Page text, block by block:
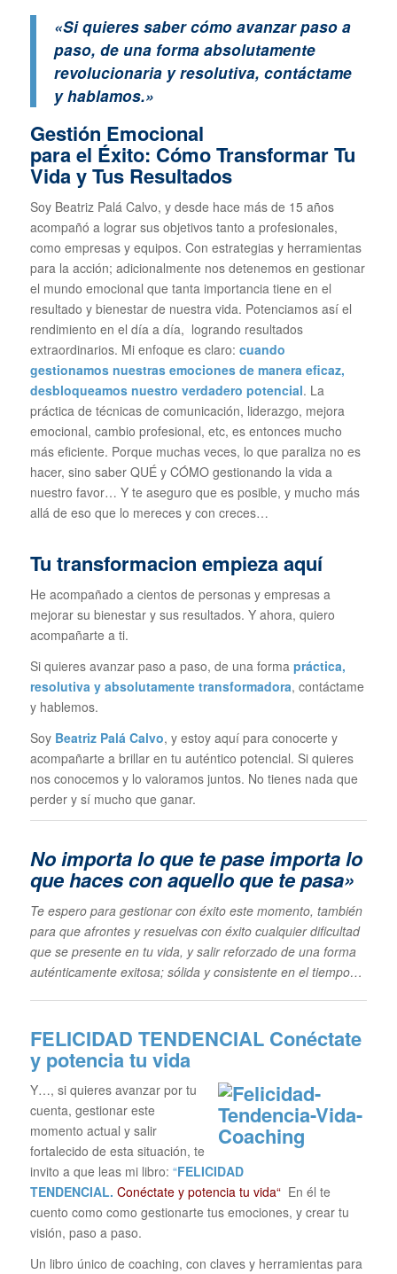
«Si quieres saber cómo avanzar paso a
paso, de una forma absolutamente
revolucionaria y resolutiva, contáctame
y hablamos.»
Gestión Emocional
para el Éxito: Cómo Transformar Tu
Vida y Tus Resultados
Soy Beatriz Palá Calvo, y desde hace más de 15 años
acompañó a lograr sus objetivos tanto a profesionales,
como empresas y equipos. Con estrategias y herramientas
para la acción; adicionalmente nos detenemos en gestionar
el mundo emocional que tanta importancia tiene en el
resultado y bienestar de nuestra vida. Potenciamos así el
rendimiento en el día a día, logrando resultados
extraordinarios. Mi enfoque es claro: cuando
gestionamos nuestras emociones de manera eficaz,
desbloqueamos nuestro verdadero potencial. La
práctica de técnicas de comunicación, liderazgo, mejora
emocional, cambio profesional, etc, es entonces mucho
más eficiente. Porque muchas veces, lo que paraliza no es
hacer, sino saber QUÉ y CÓMO gestionando la vida a
nuestro favor… Y te aseguro que es posible, y mucho más
allá de eso que lo mereces y con creces…
Tu transformacion empieza aquí
He acompañado a cientos de personas y empresas a
mejorar su bienestar y sus resultados. Y ahora, quiero
acompañarte a ti.
Si quieres avanzar paso a paso, de una forma práctica,
resolutiva y absolutamente transformadora, contáctame
y hablemos.
Soy Beatriz Palá Calvo, y estoy aquí para conocerte y
acompañarte a brillar en tu auténtico potencial. Si quieres
nos conocemos y lo valoramos juntos. No tienes nada que
perder y sí mucho que ganar.
No importa lo que te pase importa lo
que haces con aquello que te pasa»
Te espero para gestionar con éxito este momento, también
para que afrontes y resuelvas con éxito cualquier dificultad
que se presente en tu vida, y salir reforzado de una forma
auténticamente exitosa; sólida y consistente en el tiempo…
FELICIDAD TENDENCIAL Conéctate
y potencia tu vida
Y…, si quieres avanzar por tu
cuenta, gestionar este
momento actual y salir
fortalecido de esta situación, te
invito a que leas mi libro: “FELICIDAD
TENDENCIAL. Conéctate y potencia tu vida“ En él te
cuento como como gestionarte tus emociones, y crear tu
visión, paso a paso.
Un libro único de coaching, con claves y herramientas para